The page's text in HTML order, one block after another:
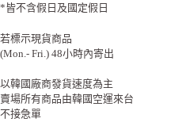
*皆不含假日及國定假日
若標示現貨商品
(Mon.- Fri.) 48小時內寄出
以韓國廠商發貨速度為主
賣場所有商品由韓國空運來台
不接急單